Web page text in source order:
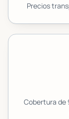
Precios
Cobertura de